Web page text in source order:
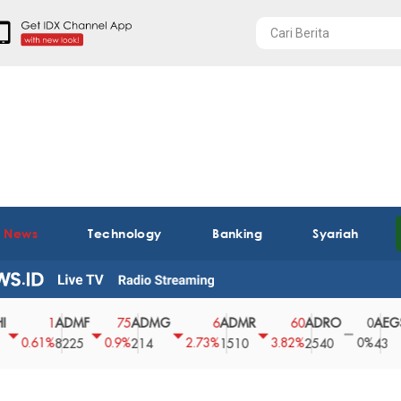
Technology Banking Syariah
ADMF
8225
75
0.9%
ADMG
214
2.73%
ADMR
1510
60
3.82%
ADRO
2540
0
0%
AEGS